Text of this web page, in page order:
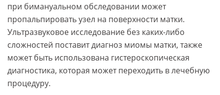
при бимануальном обследовании может
пропальпировать узел на поверхности матки.
Ультразвуковое исследование без каких-либо
сложностей поставит диагноз миомы матки, также
может быть использована гистероскопическая
диагностика, которая может переходить в лечебную
процедуру.